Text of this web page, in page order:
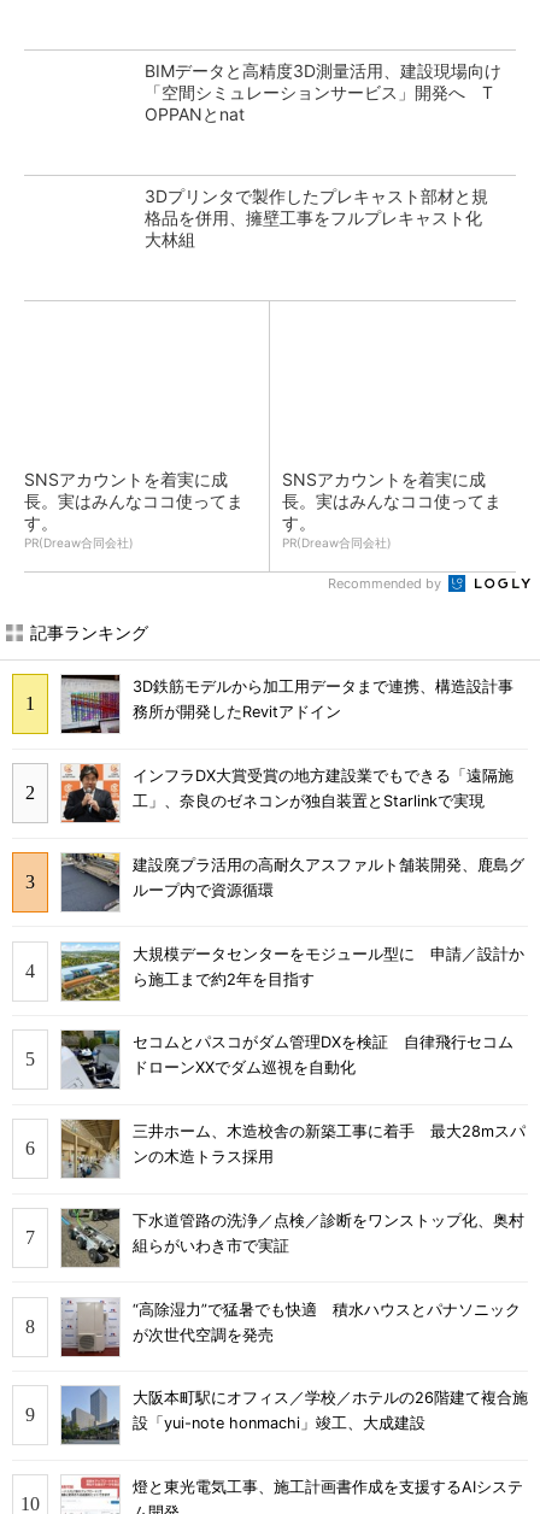
BIMデータと高精度3D測量活用、建設現場向け
「空間シミュレーションサービス」開発へ T
OPPANとnat
3Dプリンタで製作したプレキャスト部材と規
格品を併用、擁壁工事をフルプレキャスト化
大林組
SNSアカウントを着実に成
長。実はみんなココ使ってま
す。
PR(Dreaw合同会社)
SNSアカウントを着実に成
長。実はみんなココ使ってま
す。
PR(Dreaw合同会社)
Recommended by
記事ランキング
3D鉄筋モデルから加工用データまで連携、構造設計事
務所が開発したRevitアドイン
インフラDX大賞受賞の地方建設業でもできる「遠隔施
工」、奈良のゼネコンが独自装置とStarlinkで実現
建設廃プラ活用の高耐久アスファルト舗装開発、鹿島グ
ループ内で資源循環
大規模データセンターをモジュール型に 申請／設計か
ら施工まで約2年を目指す
セコムとパスコがダム管理DXを検証 自律飛行セコム
ドローンXXでダム巡視を自動化
三井ホーム、木造校舎の新築工事に着手 最大28mスパ
ンの木造トラス採用
下水道管路の洗浄／点検／診断をワンストップ化、奥村
組らがいわき市で実証
“高除湿力”で猛暑でも快適 積水ハウスとパナソニック
が次世代空調を発売
大阪本町駅にオフィス／学校／ホテルの26階建て複合施
設「yui-note honmachi」竣工、大成建設
燈と東光電気工事、施工計画書作成を支援するAIシステ